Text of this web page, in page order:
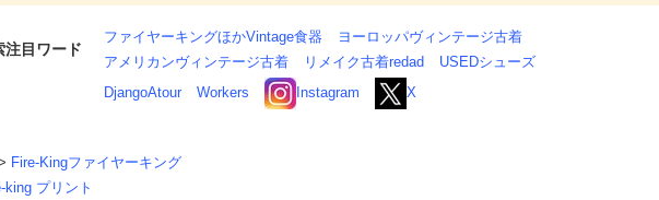
注目ワード
ファイヤーキングほかVintage食器
ヨーロッパヴィンテージ古着
アメリカンヴィンテージ古着
リメイク古着redad
USEDシューズ
DjangoAtour
Workers Instagram X
Fire-Kingファイヤーキング
king プリント